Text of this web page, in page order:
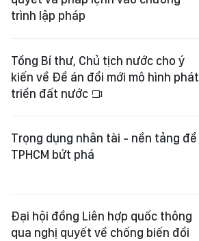
trình lập pháp
Tổng Bí thư, Chủ tịch nước cho ý
kiến về Đề án đổi mới mô hình phát
triển đất nước
Trọng dụng nhân tài - nền tảng để
TPHCM bứt phá
Đại hội đồng Liên hợp quốc thông
qua nghị quyết về chống biến đổi